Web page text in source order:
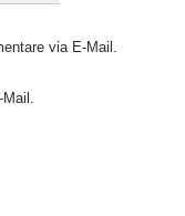
via E-Mail.